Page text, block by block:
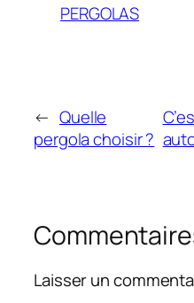
PERGOLAS
← Quelle
pergola choisir ?
Laisser un